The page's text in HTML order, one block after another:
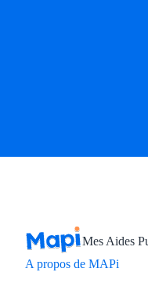
Mes Aides
A propos de MAPi